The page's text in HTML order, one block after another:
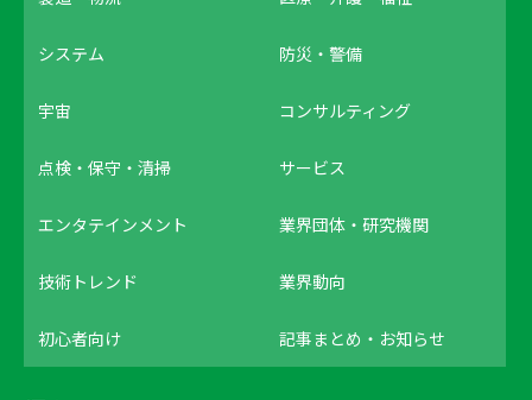
システム 防災・警備
宇宙 コンサルティング
点検・保守・清掃 サービス
エンタテインメント 業界団体・研究機関
技術トレンド 業界動向
初心者向け 記事まとめ・お知らせ